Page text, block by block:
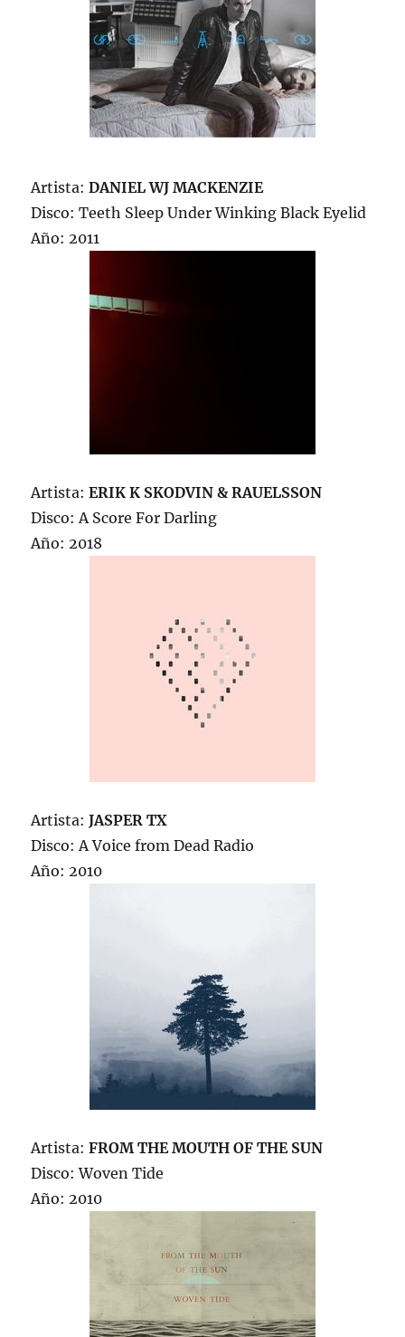
Artista:DANIEL WJ MACKENZIE
Disco: Teeth Sleep Under Winking Black Eyelid
Año: 2011
Artista:ERIK K SKODVIN & RAUELSSON
Disco: A Score For Darling
Año: 2018
Artista:JASPER TX
Disco: A Voice from Dead Radio
Año: 2010
Artista:FROM THE MOUTH OF THE SUN
Disco: Woven Tide
Año: 2010